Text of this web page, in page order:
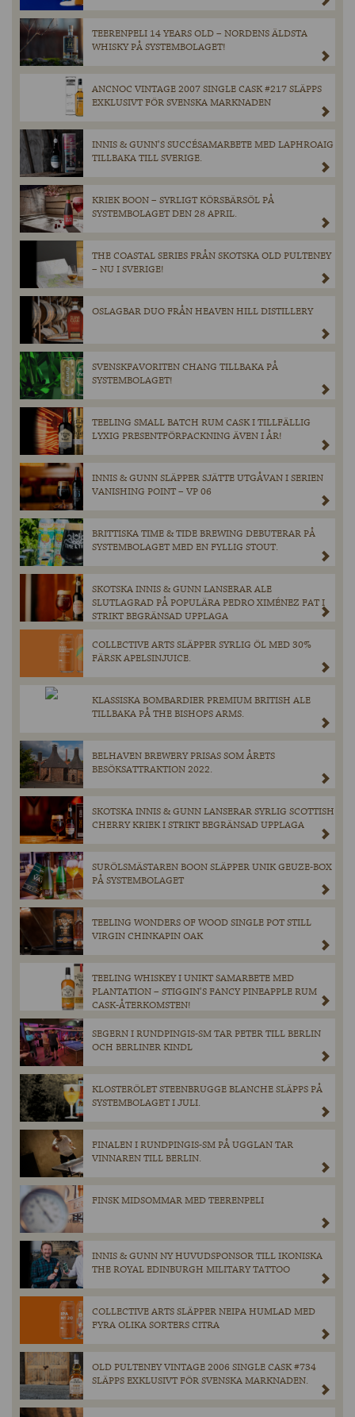
TEERENPELI 14 YEARS OLD – NORDENS ÄLDSTA
WHISKY PÅ SYSTEMBOLAGET!
ANCNOC VINTAGE 2007 SINGLE CASK #217 SLÄPPS
EXKLUSIVT FÖR SVENSKA MARKNADEN
INNIS & GUNN’S SUCCÉSAMARBETE MED LAPHROAIG
TILLBAKA TILL SVERIGE.
KRIEK BOON – SYRLIGT KÖRSBÄRSÖL PÅ
SYSTEMBOLAGET DEN 28 APRIL.
THE COASTAL SERIES FRÅN SKOTSKA OLD PULTENEY
– NU I SVERIGE!
OSLAGBAR DUO FRÅN HEAVEN HILL DISTILLERY
SVENSKFAVORITEN CHANG TILLBAKA PÅ
SYSTEMBOLAGET!
TEELING SMALL BATCH RUM CASK I TILLFÄLLIG
LYXIG PRESENTFÖRPACKNING ÄVEN I ÅR!
INNIS & GUNN SLÄPPER SJÄTTE UTGÅVAN I SERIEN
VANISHING POINT – VP 06
BRITTISKA TIME & TIDE BREWING DEBUTERAR PÅ
SYSTEMBOLAGET MED EN FYLLIG STOUT.
SKOTSKA INNIS & GUNN LANSERAR ALE
SLUTLAGRAD PÅ POPULÄRA PEDRO XIMÉNEZ FAT I
STRIKT BEGRÄNSAD UPPLAGA
COLLECTIVE ARTS SLÄPPER SYRLIG ÖL MED 30%
FÄRSK APELSINJUICE.
KLASSISKA BOMBARDIER PREMIUM BRITISH ALE
TILLBAKA PÅ THE BISHOPS ARMS.
BELHAVEN BREWERY PRISAS SOM ÅRETS
BESÖKSATTRAKTION 2022.
SKOTSKA INNIS & GUNN LANSERAR SYRLIG SCOTTISH
CHERRY KRIEK I STRIKT BEGRÄNSAD UPPLAGA
SURÖLSMÄSTAREN BOON SLÄPPER UNIK GEUZE-BOX
PÅ SYSTEMBOLAGET
TEELING WONDERS OF WOOD SINGLE POT STILL
VIRGIN CHINKAPIN OAK
TEELING WHISKEY I UNIKT SAMARBETE MED
PLANTATION – STIGGIN’S FANCY PINEAPPLE RUM
CASK-ÅTERKOMSTEN!
SEGERN I RUNDPINGIS-SM TAR PETER TILL BERLIN
OCH BERLINER KINDL
KLOSTERÖLET STEENBRUGGE BLANCHE SLÄPPS PÅ
SYSTEMBOLAGET I JULI.
FINALEN I RUNDPINGIS-SM PÅ UGGLAN TAR
VINNAREN TILL BERLIN.
FINSK MIDSOMMAR MED TEERENPELI
INNIS & GUNN NY HUVUDSPONSOR TILL IKONISKA
THE ROYAL EDINBURGH MILITARY TATTOO
COLLECTIVE ARTS SLÄPPER NEIPA HUMLAD MED
FYRA OLIKA SORTERS CITRA
OLD PULTENEY VINTAGE 2006 SINGLE CASK #734
SLÄPPS EXKLUSIVT FÖR SVENSKA MARKNADEN.